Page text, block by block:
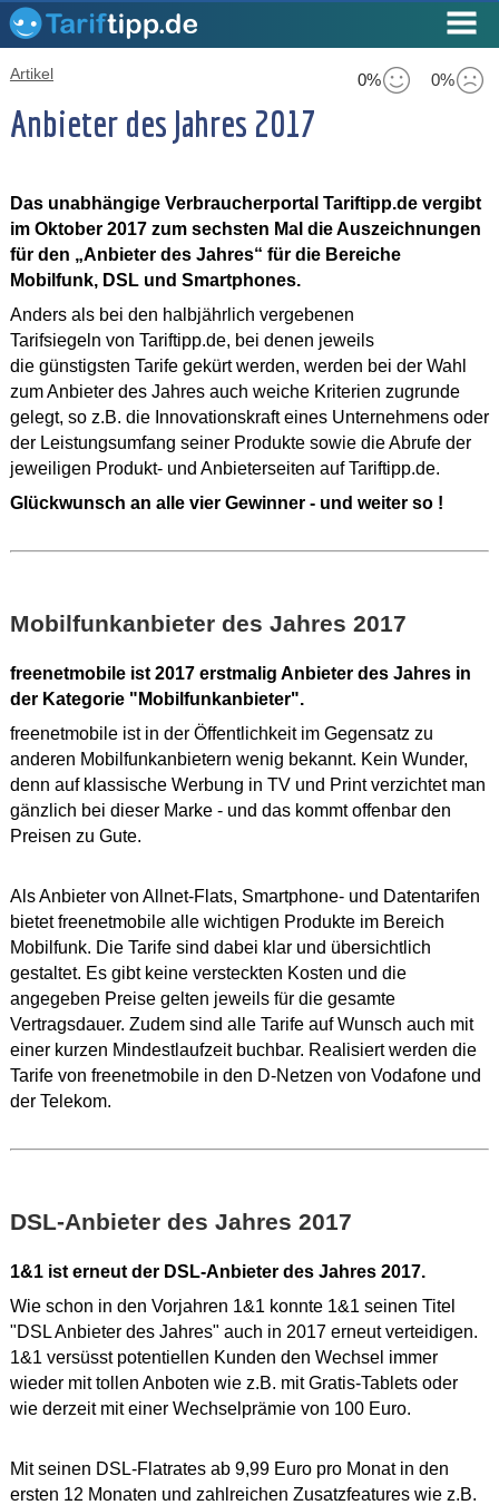
0% 0%
Artikel
Anbieter des Jahres 2017
Das unabhängige Verbraucherportal Tariftipp.de vergibt
im Oktober 2017 zum sechsten Mal die Auszeichnungen
für den „Anbieter des Jahres“ für die Bereiche
Mobilfunk, DSL und Smartphones.
Anders als bei den halbjährlich vergebenen
Tarifsiegeln von Tariftipp.de, bei denen jeweils
die günstigsten Tarife gekürt werden, werden bei der Wahl
zum Anbieter des Jahres auch weiche Kriterien zugrunde
gelegt, so z.B. die Innovationskraft eines Unternehmens oder
der Leistungsumfang seiner Produkte sowie die Abrufe der
jeweiligen Produkt- und Anbieterseiten auf Tariftipp.de.
Glückwunsch an alle vier Gewinner - und weiter so !
Mobilfunkanbieter des Jahres 2017
freenetmobile ist 2017 erstmalig Anbieter des Jahres in
der Kategorie "Mobilfunkanbieter".
freenetmobile ist in der Öffentlichkeit im Gegensatz zu
anderen Mobilfunkanbietern wenig bekannt. Kein Wunder,
denn auf klassische Werbung in TV und Print verzichtet man
gänzlich bei dieser Marke - und das kommt offenbar den
Preisen zu Gute.
Als Anbieter von Allnet-Flats, Smartphone- und Datentarifen
bietet freenetmobile alle wichtigen Produkte im Bereich
Mobilfunk. Die Tarife sind dabei klar und übersichtlich
gestaltet. Es gibt keine versteckten Kosten und die
angegeben Preise gelten jeweils für die gesamte
Vertragsdauer. Zudem sind alle Tarife auf Wunsch auch mit
einer kurzen Mindestlaufzeit buchbar. Realisiert werden die
Tarife von freenetmobile in den D-Netzen von Vodafone und
der Telekom.
DSL-Anbieter des Jahres 2017
1&1 ist erneut der DSL-Anbieter des Jahres 2017.
Wie schon in den Vorjahren 1&1 konnte 1&1 seinen Titel
"DSL Anbieter des Jahres" auch in 2017 erneut verteidigen.
1&1 versüsst potentiellen Kunden den Wechsel immer
wieder mit tollen Anboten wie z.B. mit Gratis-Tablets oder
wie derzeit mit einer Wechselprämie von 100 Euro.
Mit seinen DSL-Flatrates ab 9,99 Euro pro Monat in den
ersten 12 Monaten und zahlreichen Zusatzfeatures wie z.B.